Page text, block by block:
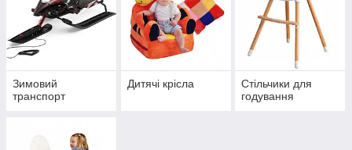
Зимовий
транспорт
Дитячі крісла
Стільчики для
годування